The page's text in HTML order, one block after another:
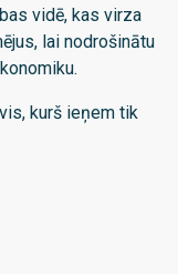
vidē, kas virza
lai nodrošinātu
kurš ieņem tik